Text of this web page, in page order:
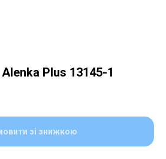
Plus 13145-1
зі знижкою